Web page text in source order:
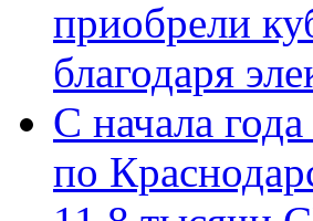
приобрели
благодаря
С начала
по